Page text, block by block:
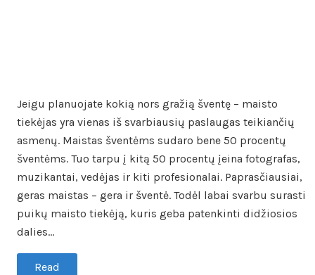
Jeigu planuojate kokią nors gražią šventę – maisto
tiekėjas yra vienas iš svarbiausių paslaugas teikiančių
asmenų. Maistas šventėms sudaro bene 50 procentų
šventėms. Tuo tarpu į kitą 50 procentų įeina fotografas,
muzikantai, vedėjas ir kiti profesionalai. Paprasčiausiai,
geras maistas – gera ir šventė. Todėl labai svarbu surasti
puikų maisto tiekėją, kuris geba patenkinti didžiosios
dalies…
Read